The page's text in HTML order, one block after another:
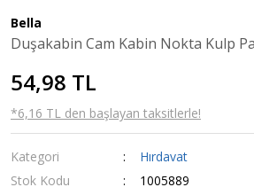
Bella
Duşakabin Cam Kabin Nokta Kulp
54,98 TL
*6,16 TL den başlayan taksitlerle!
Kategori
Hırdavat
Stok Kodu
1005889